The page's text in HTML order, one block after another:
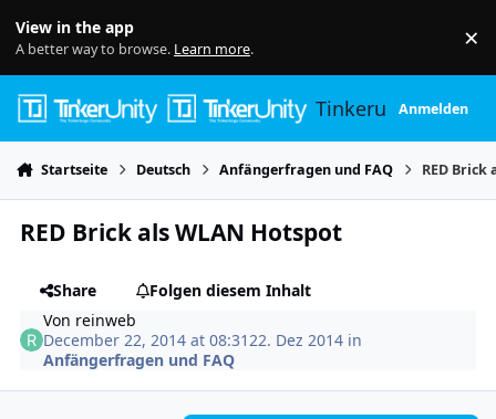
View in the app
A better way to browse. Learn more. ×
TinkerunityAnmelden
Startseite Deutsch Anfängerfragen und FAQ RED Brick
RED Brick als WLAN Hotspot
Share
Folgen diesem Inhalt
Von reinweb
December 22, 2014 at 08:31 22. Dez 2014 in
Anfängerfragen und FAQ